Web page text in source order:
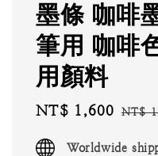
墨條 咖啡
筆用 咖啡
用顏料
Sale
NT$ 1,600 NT$
Worldwide